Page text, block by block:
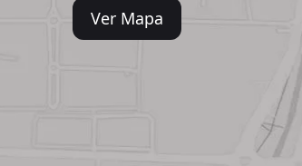
Ver Mapa